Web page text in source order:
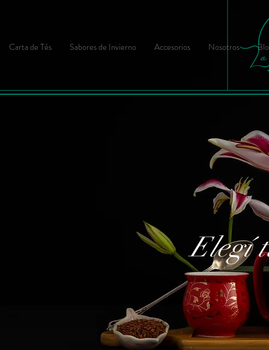
Carta de Tés Sabores de Invierno Accesorios Nosotros
Elegí